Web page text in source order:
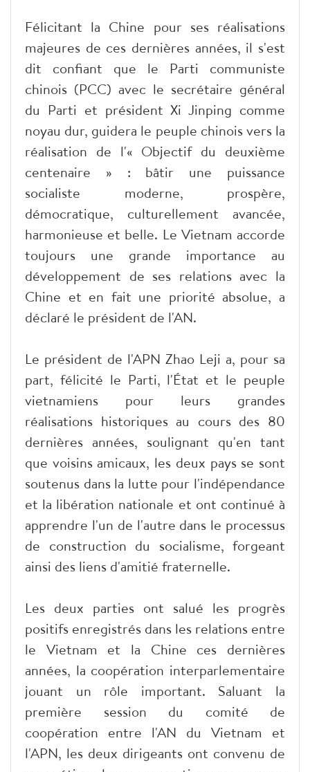
Félicitant la Chine pour ses réalisations
majeures de ces dernières années, il s'est
dit confiant que le Parti communiste
chinois (PCC) avec le secrétaire général
du Parti et président Xi Jinping comme
noyau dur, guidera le peuple chinois vers la
réalisation de l'« Objectif du deuxième
centenaire » : bâtir une puissance
socialiste moderne, prospère,
démocratique, culturellement avancée,
harmonieuse et belle. Le Vietnam accorde
toujours une grande importance au
développement de ses relations avec la
Chine et en fait une priorité absolue, a
déclaré le président de l'AN.
Le président de l'APN Zhao Leji a, pour sa
part, félicité le Parti, l'État et le peuple
vietnamiens pour leurs grandes
réalisations historiques au cours des 80
dernières années, soulignant qu'en tant
que voisins amicaux, les deux pays se sont
soutenus dans la lutte pour l'indépendance
et la libération nationale et ont continué à
apprendre l'un de l'autre dans le processus
de construction du socialisme, forgeant
ainsi des liens d'amitié fraternelle.
Les deux parties ont salué les progrès
positifs enregistrés dans les relations entre
le Vietnam et la Chine ces dernières
années, la coopération interparlementaire
jouant un rôle important. Saluant la
première session du comité de
coopération entre l'AN du Vietnam et
l'APN, les deux dirigeants ont convenu de